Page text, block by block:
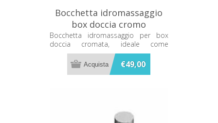
Bocchetta idromassaggio
box doccia cromo
Bocchetta idromassaggio per box
doccia cromata, ideale come
ricambio per impianti doccia e
cabine idromassaggio.
€49,00